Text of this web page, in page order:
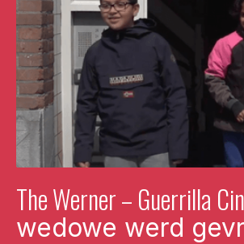
The Werner – Guerrilla
‍wedowe werd